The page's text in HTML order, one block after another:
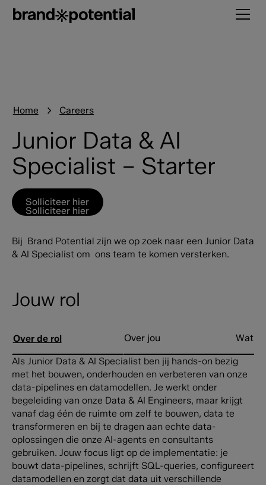
Home Careers
Junior Data & AI
Specialist – Starter
Solliciteer hier
Solliciteer hier
Bij Brand Potential zijn we op zoek naar een Junior Data
& AI Specialist om ons team te komen versterken.
Jouw rol
Over de rol Over jou Wat
Als Junior Data & AI Specialist ben jij hands-on bezig
met het bouwen, onderhouden en verbeteren van onze
data-pipelines en datamodellen. Je werkt onder
begeleiding van onze Data & AI Engineers, maar krijgt
vanaf dag één de ruimte om zelf te bouwen, data te
transformeren en bij te dragen aan echte data-
oplossingen die onze AI-agents en consultants
gebruiken. Jouw focus ligt op de implementatie: je
bouwt data-pipelines, schrijft SQL-queries, configureert
datamodellen en zorgt dat data uit verschillende